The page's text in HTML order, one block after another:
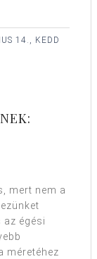
14., KEDD
mert nem a
égési
méretéhez